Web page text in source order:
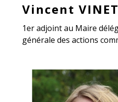
Vincent VINET
1er adjoint au Maire
générale des actions